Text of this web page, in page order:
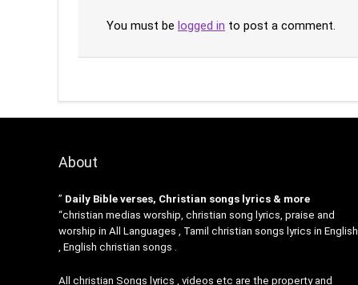
You must be logged in to post a comment.
About
” Daily Bible verses, Christian songs lyrics & more
“christian medias worship, christian song lyrics, praise and
worship in All Languages , Tamil christian songs lyrics in English
, English christian songs .
All christian Songs lyrics , videos etc are the property and